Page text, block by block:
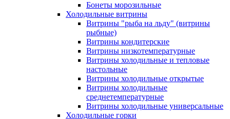
Бонеты морозильные
Холодильные витрины
Витрины "рыба на льду" (витрины
рыбные)
Витрины кондитерские
Витрины низкотемпературные
Витрины холодильные и тепловые
настольные
Витрины холодильные открытые
Витрины холодильные
среднетемпературные
Витрины холодильные универсальные
Холодильные горки